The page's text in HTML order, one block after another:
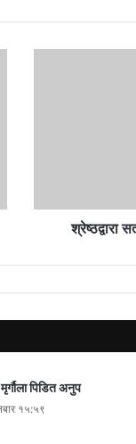
श्रेष्ठद्वारा
पिडित अनुप
१५:५९